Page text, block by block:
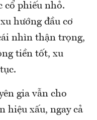
cổ phiếu nhỏ.
hướng đầu cơ
nhìn thận trọng,
tiền tốt, xu
gia vẫn cho
hiệu xấu, ngay cả